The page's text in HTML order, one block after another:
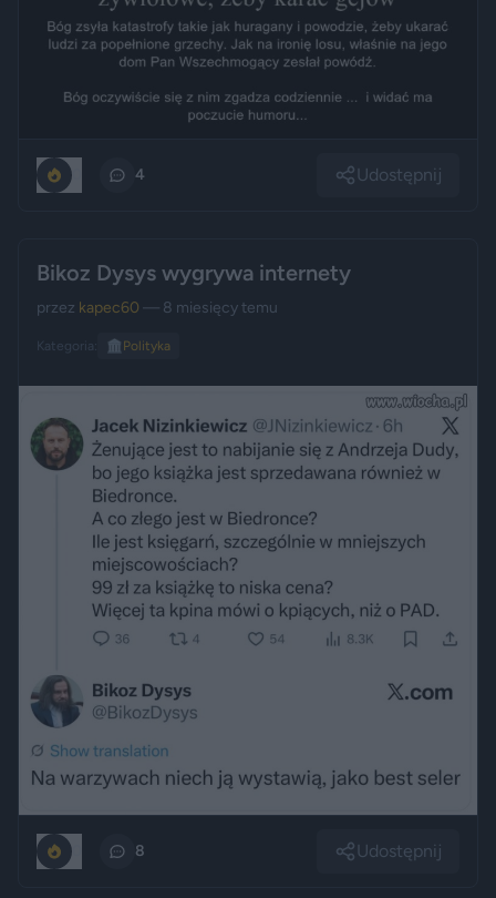
4 Udostępnij
Bikoz Dysys wygrywa internety
przez kapec60 — 8 miesięcy temu
Kategoria: 🏛️ Polityka
8 Udostępnij